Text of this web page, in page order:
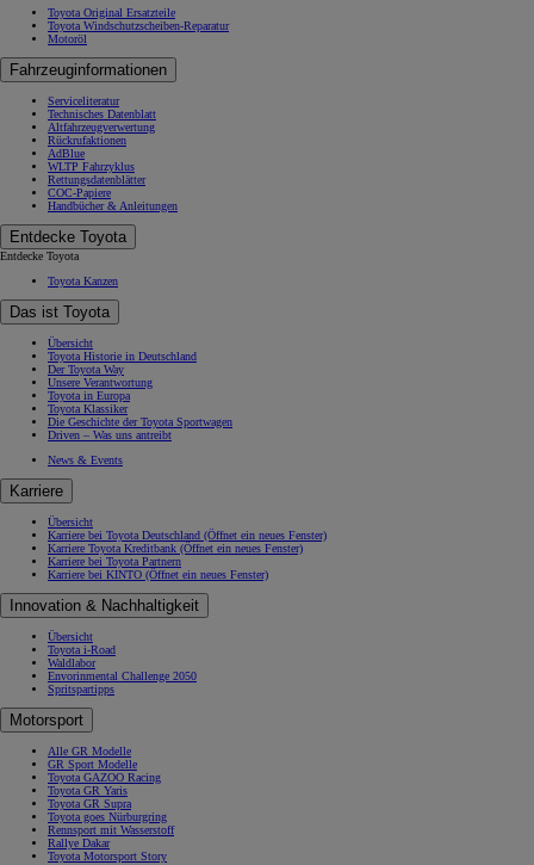
Toyota Original Ersatzteile
Toyota Windschutzscheiben-Reparatur
Motoröl
Fahrzeuginformationen
Serviceliteratur
Technisches Datenblatt
Altfahrzeugverwertung
Rückrufaktionen
AdBlue
WLTP Fahrzyklus
Rettungsdatenblätter
COC-Papiere
Handbücher & Anleitungen
Entdecke Toyota
Entdecke Toyota
Toyota Kanzen
Das ist Toyota
Übersicht
Toyota Historie in Deutschland
Der Toyota Way
Unsere Verantwortung
Toyota in Europa
Toyota Klassiker
Die Geschichte der Toyota Sportwagen
Driven – Was uns antreibt
News & Events
Karriere
Übersicht
Karriere bei Toyota Deutschland (Öffnet ein neues Fenster)
Karriere Toyota Kreditbank (Öffnet ein neues Fenster)
Karriere bei Toyota Partnern
Karriere bei KINTO (Öffnet ein neues Fenster)
Innovation & Nachhaltigkeit
Übersicht
Toyota i-Road
Waldlabor
Envorinmental Challenge 2050
Spritspartipps
Motorsport
Alle GR Modelle
GR Sport Modelle
Toyota GAZOO Racing
Toyota GR Yaris
Toyota GR Supra
Toyota goes Nürburgring
Rennsport mit Wasserstoff
Rallye Dakar
Toyota Motorsport Story